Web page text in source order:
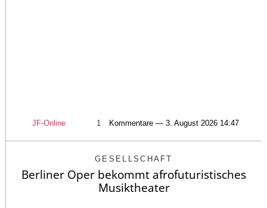
JF-Online 1 Kommentare — 3. August 2026 14:47
GESELLSCHAFT
Berliner Oper bekommt afrofuturistisches
Musiktheater